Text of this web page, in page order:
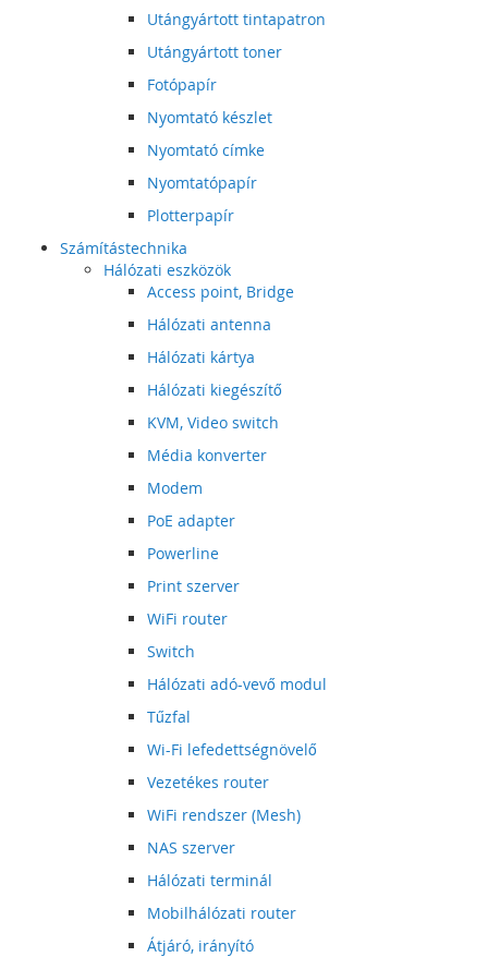
Utángyártott tintapatron
Utángyártott toner
Fotópapír
Nyomtató készlet
Nyomtató címke
Nyomtatópapír
Plotterpapír
Számítástechnika
Hálózati eszközök
Access point, Bridge
Hálózati antenna
Hálózati kártya
Hálózati kiegészítő
KVM, Video switch
Média konverter
Modem
PoE adapter
Powerline
Print szerver
WiFi router
Switch
Hálózati adó-vevő modul
Tűzfal
Wi-Fi lefedettségnövelő
Vezetékes router
WiFi rendszer (Mesh)
NAS szerver
Hálózati terminál
Mobilhálózati router
Átjáró, irányító